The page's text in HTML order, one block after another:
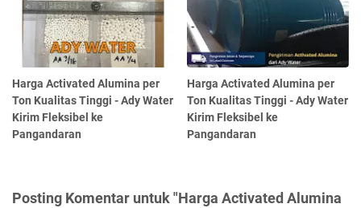
Harga Activated Alumina per
Ton Kualitas Tinggi - Ady Water
Kirim Fleksibel ke
Pangandaran
Harga Activated Alumina per
Ton Kualitas Tinggi - Ady Water
Kirim Fleksibel ke
Pangandaran
Posting Komentar untuk "Harga Activated Alumina